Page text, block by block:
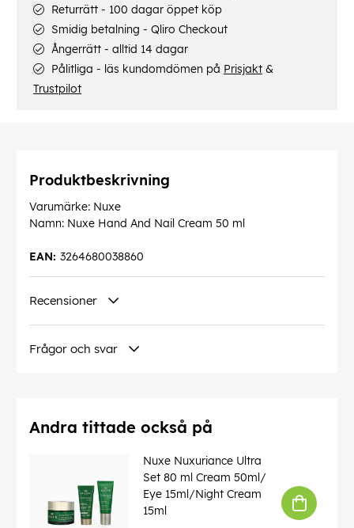
Returrätt - 100 dagar öppet köp
Smidig betalning - Qliro Checkout
Ångerrätt - alltid 14 dagar
Pålitliga - läs kundomdömen på Prisjakt &
Trustpilot
Produktbeskrivning
Varumärke: Nuxe
Namn: Nuxe Hand And Nail Cream 50 ml
3264680038860
EAN:
Recensioner
Frågor och svar
Andra tittade också på
Nuxe Nuxuriance Ultra
Set 80 ml Cream 50ml/
Eye 15ml/Night Cream
15ml